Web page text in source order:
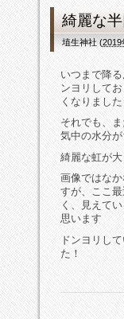
綺麗な
埴生神社(2019
いつまで降
ンヨリして
くなりました
それでも、
気中の水分
綺麗な虹が
画像ではな
すが、ここ
く、見えて
思います
ドンヨリし
た！